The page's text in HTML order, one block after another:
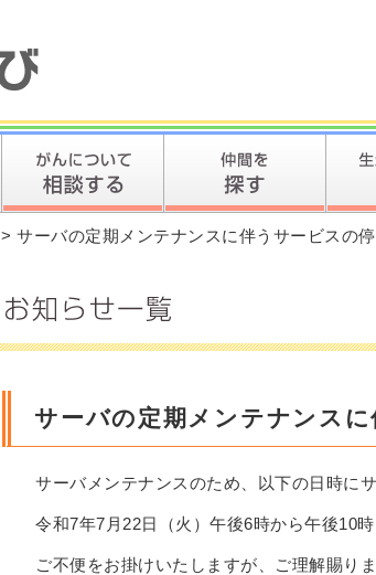
> サーバの定期メンテナンスに伴うサービスの
サーバの定期メンテナンス
サーバメンテナンスのため、以下の日時に
令和7年7月22日（火）午後6時から午後10
ご不便をお掛けいたしますが、ご理解賜り